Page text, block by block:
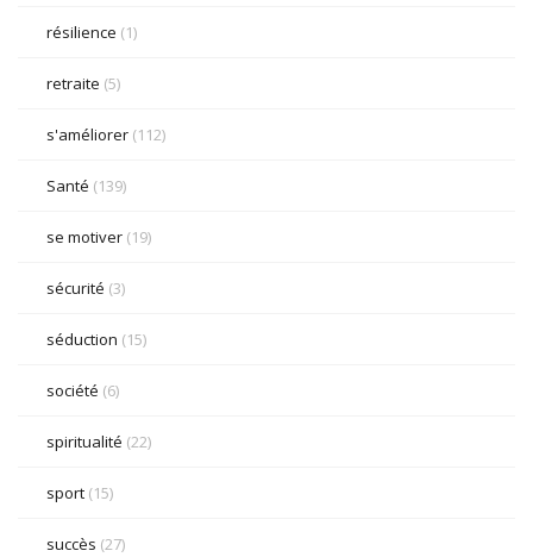
résilience (1)
retraite (5)
s'améliorer (112)
Santé (139)
se motiver (19)
sécurité (3)
séduction (15)
société (6)
spiritualité (22)
sport (15)
succès (27)